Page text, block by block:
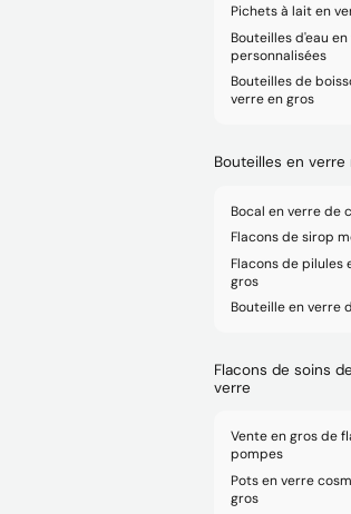
Pichets à lait en
Bouteilles d'eau
personnalisées
Bouteilles de
verre en gros
Bouteilles en verre
Bocal en verre de
Flacons de sirop
Flacons de pilules
gros
Bouteille en verre
Flacons de soins
verre
Vente en gros de
pompes
Pots en verre
gros